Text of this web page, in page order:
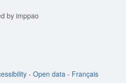
by imppao
- Open data - Français